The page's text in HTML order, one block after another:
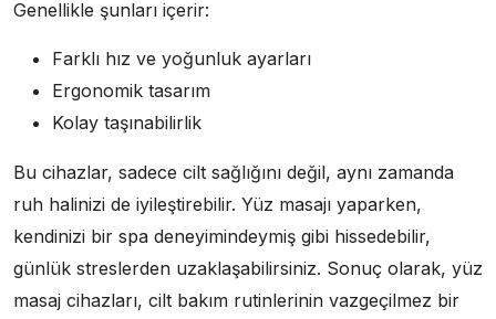
Genellikle şunları içerir:
Farklı hız ve yoğunluk ayarları
Ergonomik tasarım
Kolay taşınabilirlik
Bu cihazlar, sadece cilt sağlığını değil, aynı zamanda
ruh halinizi de iyileştirebilir. Yüz masajı yaparken,
kendinizi bir spa deneyimindeymiş gibi hissedebilir,
günlük streslerden uzaklaşabilirsiniz. Sonuç olarak, yüz
masaj cihazları, cilt bakım rutinlerinin vazgeçilmez bir